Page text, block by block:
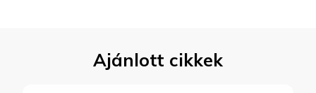
Ajánlott cikkek